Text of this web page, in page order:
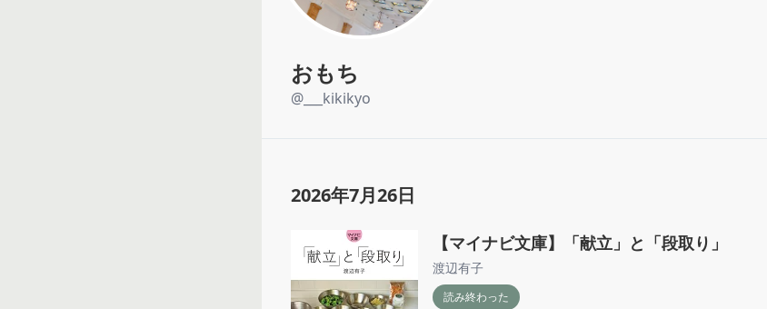
おもち
@ ___kikikyo
2026年7月26日
【マイナビ文庫】「献立」と「段取り」
渡辺有子
読み終わった